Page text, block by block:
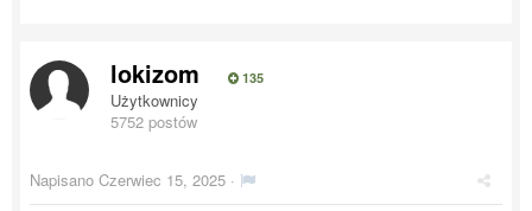
lokizom 135
Użytkownicy
5752 postów
Napisano Czerwiec 15, 2025 ·